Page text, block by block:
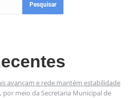
Pesquisar
avançam e rede mantém estabilidade
por meio da Secretaria Municipal de